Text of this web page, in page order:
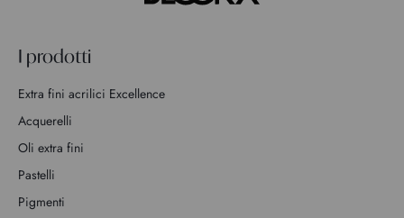
I prodotti
Extra fini acrilici Excellence
Acquerelli
Oli extra fini
Pastelli
Pigmenti